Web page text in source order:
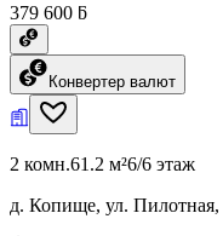
379 600 ƃ
Конвертер валют
2 комн.61.2 м²6/6 этаж
д. Копище, ул.